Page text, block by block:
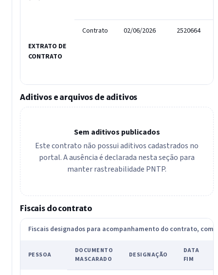
EXTRATO DE
CONTRATO
Contrato 02/06/2026 2520664
Aditivos e arquivos de aditivos
Sem aditivos publicados
Este contrato não possui aditivos cadastrados no
portal. A ausência é declarada nesta seção para
manter rastreabilidade PNTP.
Fiscais do contrato
Fiscais designados para acompanhamento do contrato, com
PESSOA
DOCUMENTO
MASCARADO
DESIGNAÇÃO
DATA
FIM